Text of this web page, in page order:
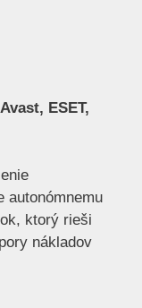
ESET,
autonómnemu
ktorý rieši
nákladov